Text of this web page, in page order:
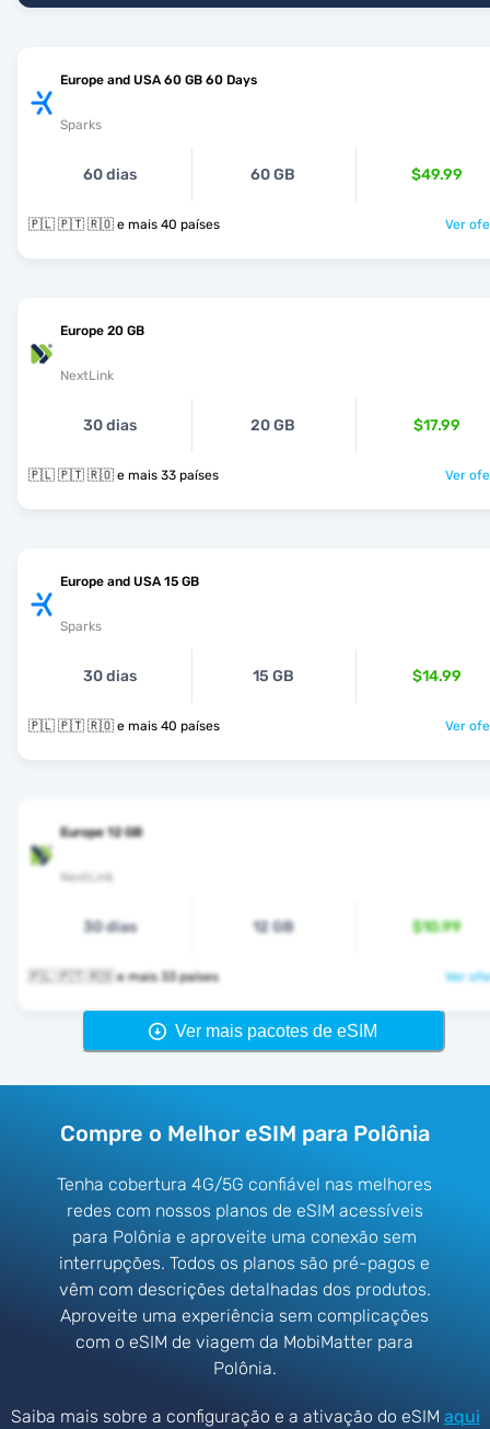
Europe and USA 60 GB 60 Days
Sparks
60 dias 60 GB $49.99
🇵🇱 🇵🇹 🇷🇴 e mais 40 países Ver
Europe 20 GB
NextLink
30 dias 20 GB $17.99
🇵🇱 🇵🇹 🇷🇴 e mais 33 países Ver
Europe and USA 15 GB
Sparks
30 dias 15 GB $14.99
🇵🇱 🇵🇹 🇷🇴 e mais 40 países Ver
Europe 12 GB
NextLink
30 dias 12 GB $10.99
🇵🇱 🇵🇹 🇷🇴 e mais 33 países Ver
Ver mais pacotes de eSIM
Compre o Melhor eSIM para Polônia
Tenha cobertura 4G/5G confiável nas melhores
redes com nossos planos de eSIM acessíveis
para Polônia e aproveite uma conexão sem
interrupções. Todos os planos são pré-pagos e
vêm com descrições detalhadas dos produtos.
Aproveite uma experiência sem complicações
com o eSIM de viagem da MobiMatter para
Polônia.
Saiba mais sobre a configuração e a ativação do eSIM aqui